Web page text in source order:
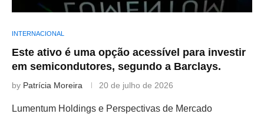
INTERNACIONAL
Este ativo é uma opção acessível para investir
em semicondutores, segundo a Barclays.
by Patrícia Moreira 20 de julho de 2026
Lumentum Holdings e Perspectivas de Mercado